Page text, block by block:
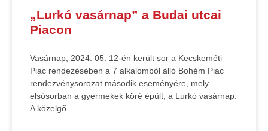
„Lurkó vasárnap” a Budai utcai
Piacon
Vasárnap, 2024. 05. 12-én került sor a Kecskeméti
Piac rendezésében a 7 alkalomból álló Bohém Piac
rendezvénysorozat második eseményére, mely
elsősorban a gyermekek köré épült, a Lurkó vasárnap.
A közelgő